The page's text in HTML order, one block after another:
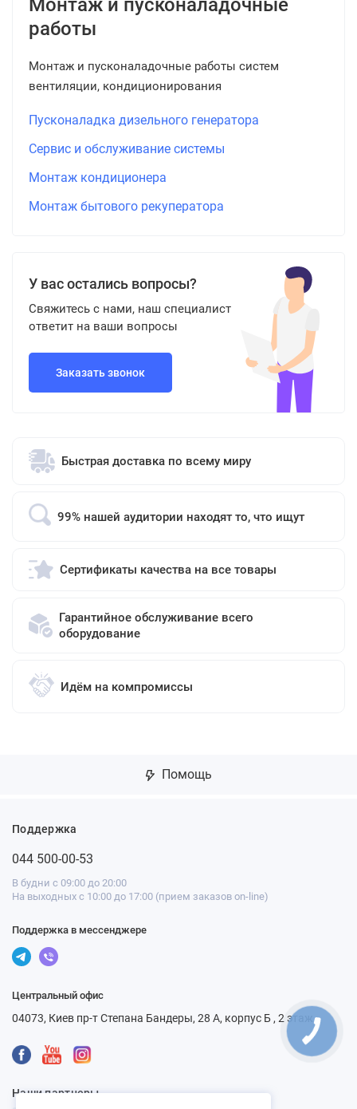
Монтаж и пусконаладочные
работы
Монтаж и пусконаладочные работы систем
вентиляции, кондиционирования
Пусконаладка дизельного генератора
Сервис и обслуживание системы
Монтаж кондиционера
Монтаж бытового рекуператора
У вас остались вопросы?
Свяжитесь с нами, наш специалист
ответит на ваши вопросы
Заказать звонок
Быстрая доставка по всему миру
99% нашей аудитории находят то, что ищут
Сертификаты качества на все товары
Гарантийное обслуживание всего
оборудование
Идём на компромиссы
Помощь
Поддержка
044 500-00-53
В будни с 09:00 до 20:00
На выходных с 10:00 до 17:00 (прием заказов on-line)
Поддержка в мессенджере
Центральный офис
04073, Киев пр-т Степана Бандеры, 28 А, корпус Б , 2 этаж
Наши партнеры